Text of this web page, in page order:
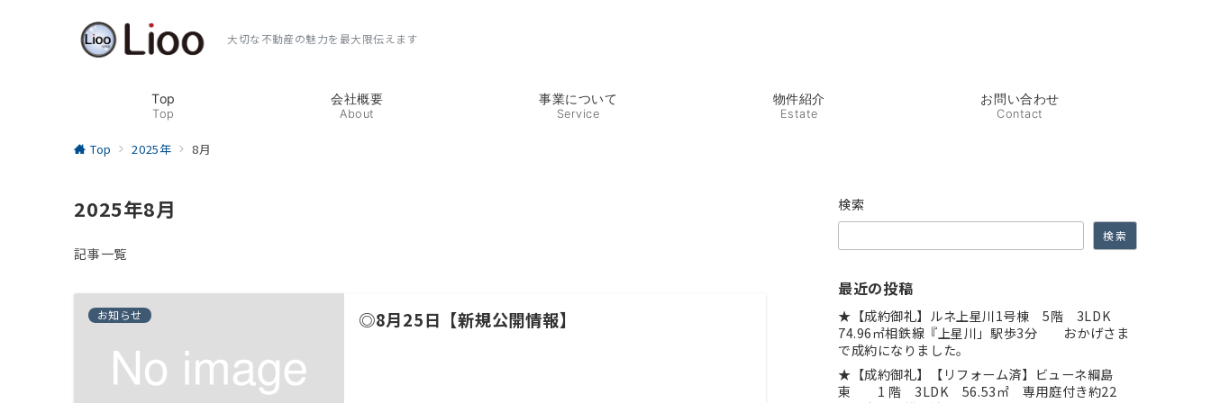
大切な不動産の魅力を最大限伝えます
Top
Top
会社概要
About
事業について
Service
物件紹介
Estate
お問い合わせ
Contact
Top 2025年 8月
2025年8月
記事一覧
お知らせ ◎8月25日【新規公開情報】
検索
検索
最近の投稿
★【成約御礼】ルネ上星川1号棟 5階 3LDK
74.96㎡相鉄線『上星川」駅歩3分 おかげさま
で成約になりました。
★【成約御礼】【リフォーム済】ビューネ綱島
東 1 階 3LDK 56.53㎡ 専用庭付き約22